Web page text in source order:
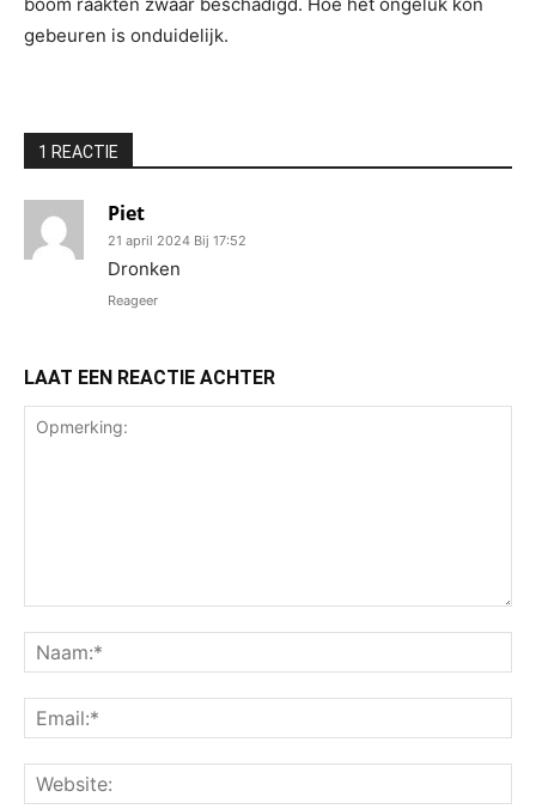
gebeuren is onduidelijk.
1 REACTIE
Piet
21 april 2024 Bij 17:52
Dronken
Reageer
LAAT EEN REACTIE ACHTER